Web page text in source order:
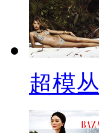
超模